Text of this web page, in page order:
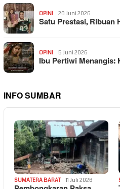
OPINI 20 Juni 2026
Satu Prestasi, Ribuan
OPINI 5 Juni 2026
Ibu Pertiwi
INFO SUMBAR
SUMATERA BARAT 11 Juli 2026